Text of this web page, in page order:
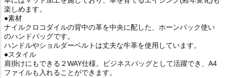
楽しめます。
●素材
ナイルクロコダイルの背中の革を中央に配した、ホーンバック使い
のハンドバッグです。
ハンドルやショルダーベルトは丈夫な牛革を使用しています。
●スタイル
肩掛けにもできる２WAY仕様。ビジネスバッグとして活躍でき、A4
ファイルも入れることができます。